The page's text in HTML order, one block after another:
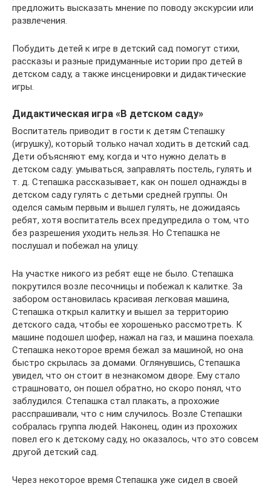
предложить высказать мнение по поводу экскурсии или
развлечения.
Побудить детей к игре в детский сад помогут стихи,
рассказы и разные придуманные истории про детей в
детском саду, а также инсценировки и дидактические
игры.
Дидактическая игра «В детском саду»
Воспитатель приводит в гости к детям Степашку
(игрушку), который только начал ходить в детский сад.
Дети объясняют ему, когда и что нужно делать в
детском саду: умываться, заправлять постель, гулять и
т. д. Степашка рассказывает, как он пошел однажды в
детском саду гулять с детьми средней группы. Он
оделся самым первым и вышел гулять, не дожидаясь
ребят, хотя воспитатель всех предупредила о том, что
без разрешения уходить нельзя. Но Степашка не
послушал и побежал на улицу.
На участке никого из ребят еще не было. Степашка
покрутился возле песочницы и побежал к калитке. За
забором остановилась красивая легковая машина,
Степашка открыл калитку и вышел за территорию
детского сада, чтобы ее хорошенько рассмотреть. К
машине подошел шофер, нажал на газ, и машина поехала.
Степашка некоторое время бежал за машиной, но она
быстро скрылась за домами. Оглянувшись, Степашка
увидел, что он стоит в незнакомом дворе. Ему стало
страшновато, он пошел обратно, но скоро понял, что
заблудился. Степашка стал плакать, а прохожие
расспрашивали, что с ним случилось. Возле Степашки
собралась группа людей. Наконец, один из прохожих
повел его к детскому саду, но оказалось, что это совсем
другой детский сад.
Через некоторое время Степашка уже сидел в своей